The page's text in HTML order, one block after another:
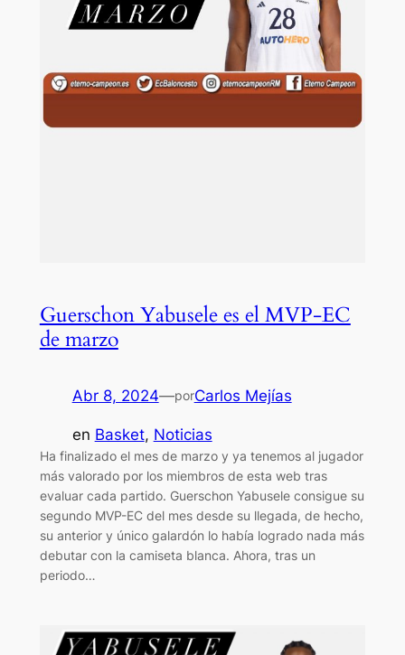
Guerschon Yabusele es el MVP-EC
de marzo
Abr 8, 2024—porCarlos Mejías
en Basket, Noticias
Ha finalizado el mes de marzo y ya tenemos al jugador
más valorado por los miembros de esta web tras
evaluar cada partido. Guerschon Yabusele consigue su
segundo MVP-EC del mes desde su llegada, de hecho,
su anterior y único galardón lo había logrado nada más
debutar con la camiseta blanca. Ahora, tras un
periodo…